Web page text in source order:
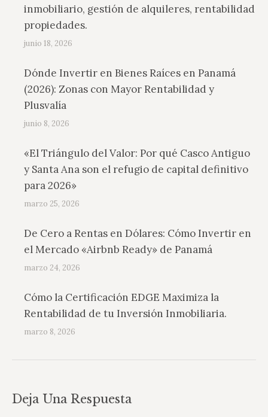
inmobiliario, gestión de alquileres, rentabilidad
propiedades.
junio 18, 2026
Dónde Invertir en Bienes Raíces en Panamá
(2026): Zonas con Mayor Rentabilidad y
Plusvalía
junio 8, 2026
«El Triángulo del Valor: Por qué Casco Antiguo
y Santa Ana son el refugio de capital definitivo
para 2026»
marzo 25, 2026
De Cero a Rentas en Dólares: Cómo Invertir en
el Mercado «Airbnb Ready» de Panamá
marzo 24, 2026
Cómo la Certificación EDGE Maximiza la
Rentabilidad de tu Inversión Inmobiliaria.
marzo 8, 2026
Deja Una Respuesta